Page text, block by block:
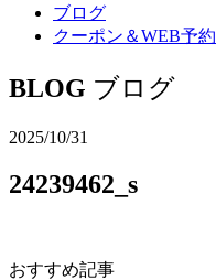
ブログ
クーポン＆WEB予約
BLOG ブログ
2025/10/31
24239462_s
おすすめ記事